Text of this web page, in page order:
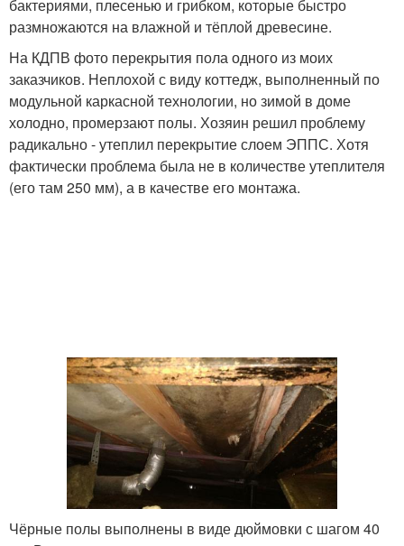
бактериями, плесенью и грибком, которые быстро
размножаются на влажной и тёплой древесине.
На КДПВ фото перекрытия пола одного из моих
заказчиков. Неплохой с виду коттедж, выполненный по
модульной каркасной технологии, но зимой в доме
холодно, промерзают полы. Хозяин решил проблему
радикально - утеплил перекрытие слоем ЭППС. Хотя
фактически проблема была не в количестве утеплителя
(его там 250 мм), а в качестве его монтажа.
Чёрные полы выполнены в виде дюймовки с шагом 40